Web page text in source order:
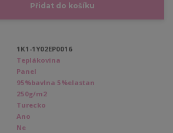
Přidat do košíku
1K1-1Y02EP0016
Teplákovina
Panel
95%bavlna 5%elastan
250g/m2
Turecko
Ano
Ne